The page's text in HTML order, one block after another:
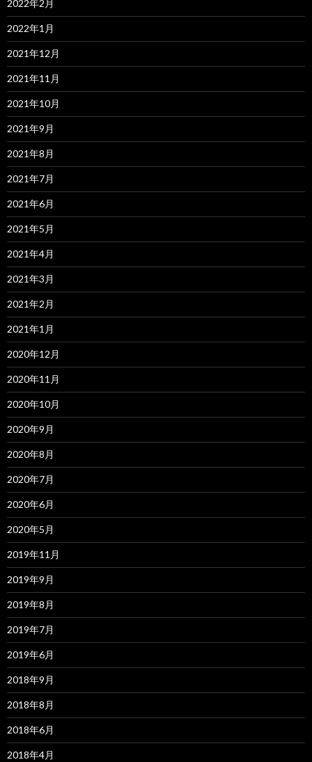
2022年2月
2022年1月
2021年12月
2021年11月
2021年10月
2021年9月
2021年8月
2021年7月
2021年6月
2021年5月
2021年4月
2021年3月
2021年2月
2021年1月
2020年12月
2020年11月
2020年10月
2020年9月
2020年8月
2020年7月
2020年6月
2020年5月
2019年11月
2019年9月
2019年8月
2019年7月
2019年6月
2018年9月
2018年8月
2018年6月
2018年4月